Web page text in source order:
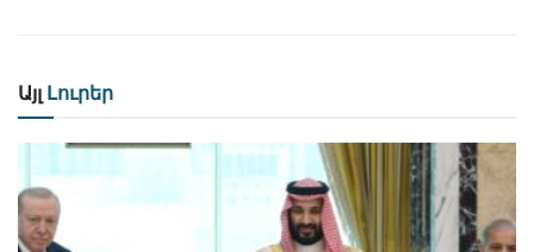
Այլ Լուրեր